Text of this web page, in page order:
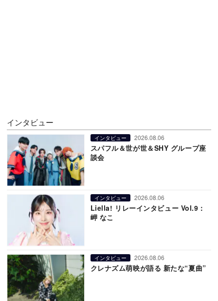
インタビュー
インタビュー 2026.08.06
スパフル＆世が世＆SHY グループ座
談会
インタビュー 2026.08.06
Liella! リレーインタビュー Vol.9：
岬 なこ
インタビュー 2026.08.06
クレナズム萌映が語る 新たな“夏曲”